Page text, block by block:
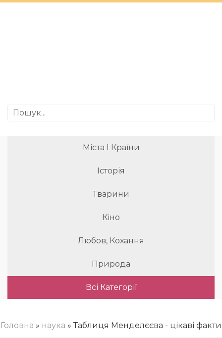
Міста І Країни
Історія
Тварини
Кіно
Любов, Кохання
Природа
Всі Категорії
Головна » наука » Таблиця Менделєєва - цікаві факти